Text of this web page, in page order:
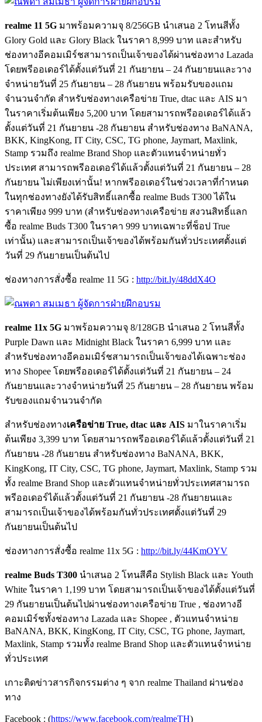
realme 11 5G มาพร้อมความจุ 8/256GB นำเสนอ 2 โทนสีทั้ง
Glory Gold และ Glory Black ในราคา 8,999 บาท และสำหรับ
ช่องทางอีคอมเมิร์ชสามารถเป็นเจ้าของได้ผ่านช่องทาง Lazada
โดยพรีออเดอร์ได้ตั้งแต่วันที่ 21 กันยายน – 24 กันยายนและวาง
จำหน่ายวันที่ 25 กันยายน – 28 กันยายน พร้อมรับของแถม
จำนวนจำกัด สำหรับช่องทางเครือข่าย True, dtac และ AIS มา
ในราคาเริ่มต้นเพียง 5,200 บาท โดยสามารถพรีออเดอร์ได้แล้ว
ตั้งแต่วันที่ 21 กันยายน -28 กันยายน สำหรับช่องทาง BaNANA,
BKK, KingKong, IT City, CSC, TG phone, Jaymart, Maxlink,
Stamp รวมถึง realme Brand Shop และตัวแทนจำหน่ายทั่ว
ประเทศ สามารถพรีออเดอร์ได้แล้วตั้งแต่วันที่ 21 กันยายน – 28
กันยายน ไม่เพียงเท่านั้น! หากพรีออเดอร์ในช่วงเวลาที่กำหนด
ในทุกช่องทางยังได้รับสิทธิ์แลกซื้อ realme Buds T300 ได้ใน
ราคาเพียง 999 บาท (สำหรับช่องทางเครือข่าย สงวนสิทธิ์แลก
ซื้อ realme Buds T300 ในราคา 999 บาทเฉพาะที่ช็อป True
เท่านั้น) และสามารถเป็นเจ้าของได้พร้อมกันทั่วประเทศตั้งแต่
วันที่ 29 กันยายนเป็นต้นไป
ช่องทางการสั่งซื้อ realme 11 5G : http://bit.ly/48ddX4O
realme 11x 5G มาพร้อมความจุ 8/128GB นำเสนอ 2 โทนสีทั้ง
Purple Dawn และ Midnight Black ในราคา 6,999 บาท และ
สำหรับช่องทางอีคอมเมิร์ชสามารถเป็นเจ้าของได้เฉพาะช่อง
ทาง Shopee โดยพรีออเดอร์ได้ตั้งแต่วันที่ 21 กันยายน – 24
กันยายนและวางจำหน่ายวันที่ 25 กันยายน – 28 กันยายน พร้อม
รับของแถมจำนวนจำกัด
สำหรับช่องทางเครือข่าย True, dtac และ AIS มาในราคาเริ่ม
ต้นเพียง 3,399 บาท โดยสามารถพรีออเดอร์ได้แล้วตั้งแต่วันที่ 21
กันยายน -28 กันยายน สำหรับช่องทาง BaNANA, BKK,
KingKong, IT City, CSC, TG phone, Jaymart, Maxlink, Stamp รวม
ทั้ง realme Brand Shop และตัวแทนจำหน่ายทั่วประเทศสามารถ
พรีออเดอร์ได้แล้วตั้งแต่วันที่ 21 กันยายน -28 กันยายนและ
สามารถเป็นเจ้าของได้พร้อมกันทั่วประเทศตั้งแต่วันที่ 29
กันยายนเป็นต้นไป
ช่องทางการสั่งซื้อ realme 11x 5G : http://bit.ly/44KmOYV
realme Buds T300 นำเสนอ 2 โทนสีคือ Stylish Black และ Youth
White ในราคา 1,199 บาท โดยสามารถเป็นเจ้าของได้ตั้งแต่วันที่
29 กันยายนเป็นต้นไปผ่านช่องทางเครือข่าย True , ช่องทางอี
คอมเมิร์ชทั้งช่องทาง Lazada และ Shopee , ตัวแทนจำหน่าย
BaNANA, BKK, KingKong, IT City, CSC, TG phone, Jaymart,
Maxlink, Stamp รวมทั้ง realme Brand Shop และตัวแทนจำหน่าย
ทั่วประเทศ
เกาะติดข่าวสารกิจกรรมต่าง ๆ จาก realme Thailand ผ่านช่อง
ทาง
Facebook : (https://www.facebook.com/realmeTH)